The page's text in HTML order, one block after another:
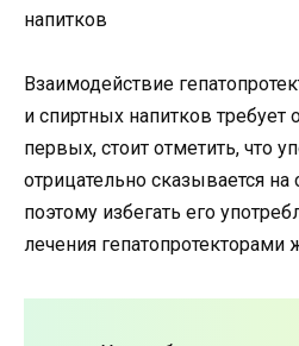
Взаимодействие
и спиртных напитков требует
первых, стоит отметить, что
отрицательно сказывается на
поэтому избегать его
лечения гепатопротекторами